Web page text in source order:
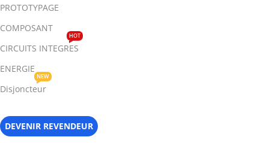
PROTOTYPAGE
COMPOSANT
CIRCUITS INTEGRES
HOT
ENERGIE
Disjoncteur
NEW
DEVENIR REVENDEUR